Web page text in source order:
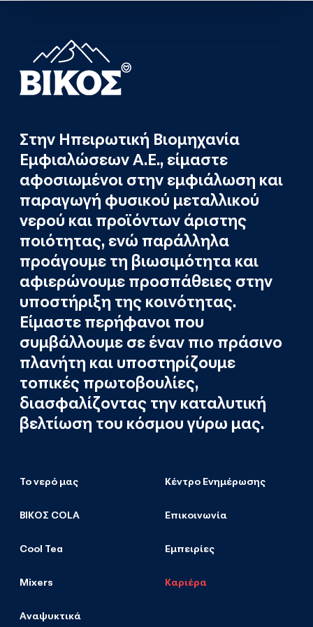
Στην Ηπειρωτική Βιομηχανία
Εμφιαλώσεων Α.Ε., είμαστε
αφοσιωμένοι στην εμφιάλωση και
παραγωγή φυσικού μεταλλικού
νερού και προϊόντων άριστης
ποιότητας, ενώ παράλληλα
προάγουμε τη βιωσιμότητα και
αφιερώνουμε προσπάθειες στην
υποστήριξη της κοινότητας.
Είμαστε περήφανοι που
συμβάλλουμε σε έναν πιο πράσινο
πλανήτη και υποστηρίζουμε
τοπικές πρωτοβουλίες,
διασφαλίζοντας την καταλυτική
βελτίωση του κόσμου γύρω μας.
Το νερό μας
ΒΙΚΟΣ COLA
Cool Tea
Mixers
Αναψυκτικά
Κέντρο Ενημέρωσης
Επικοινωνία
Εμπειρίες
Καριέρα